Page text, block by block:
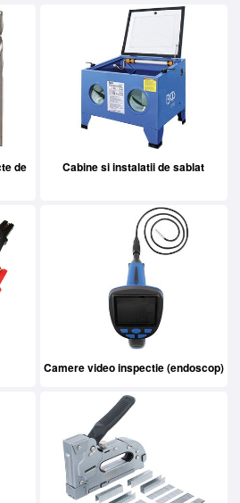
de
Cabine si instalatii de sablat
Camere video inspectie (endoscop)